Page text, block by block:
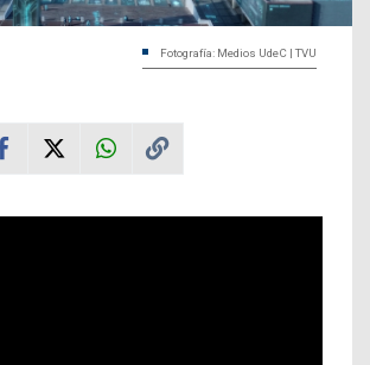
Fotografía: Medios UdeC | TVU